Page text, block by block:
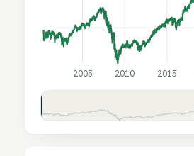
2005 2010 2015